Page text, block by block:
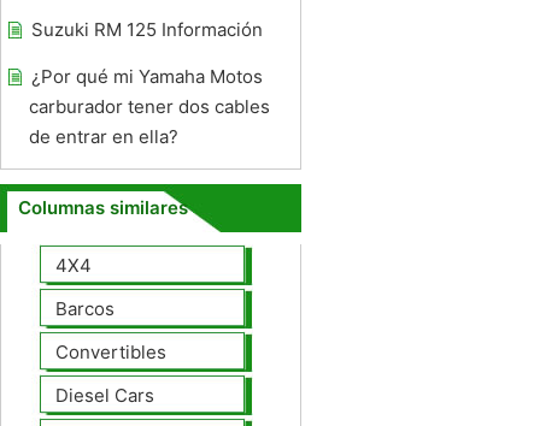
Suzuki RM 125 Información
¿Por qué mi Yamaha Motos
carburador tener dos cables
de entrar en ella?
Columnas similares
4X4
Barcos
Convertibles
Diesel Cars